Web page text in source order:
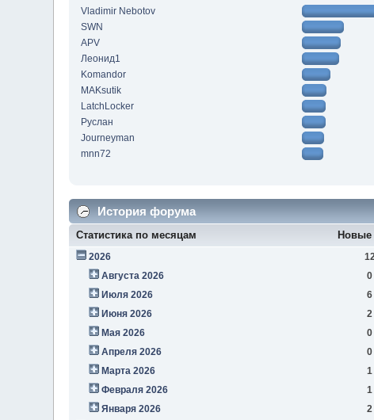
Vladimir Nebotov
SWN
APV
Леонид1
Komandor
MAKsutik
LatchLocker
Руслан
Journeyman
mnn72
История форума
Статистика по месяцам
2026
Августа 2026
0
Июля 2026
6
Июня 2026
2
Мая 2026
0
Апреля 2026
0
Марта 2026
1
Февраля 2026
1
Января 2026
2